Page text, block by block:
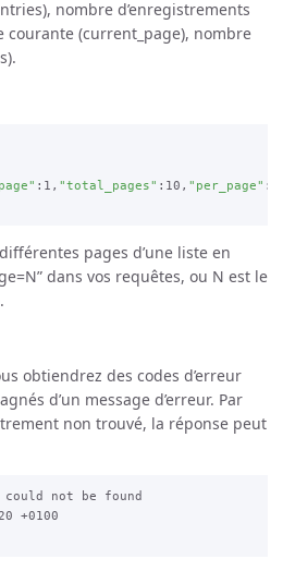
nombre d’enregistrements
courante (current_page), nombre
:1, "total_pages" :10, "per_page"
pages d’une liste en
dans vos requêtes, ou N est le
obtiendrez des codes d’erreur
d’un message d’erreur. Par
non trouvé, la réponse peut
could not be found
+0100